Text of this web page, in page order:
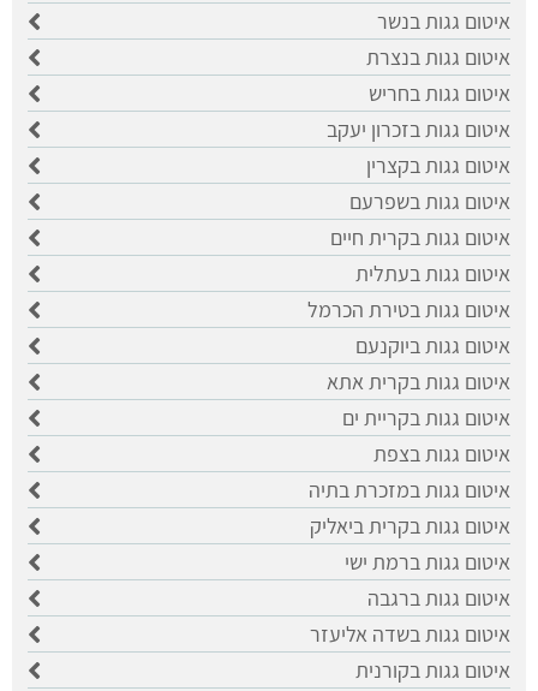
איטום גגות בנשר
איטום גגות בנצרת
איטום גגות בחריש
איטום גגות בזכרון יעקב
איטום גגות בקצרין
איטום גגות בשפרעם
איטום גגות בקרית חיים
איטום גגות בעתלית
איטום גגות בטירת הכרמל
איטום גגות ביוקנעם
איטום גגות בקרית אתא
איטום גגות בקריית ים
איטום גגות בצפת
איטום גגות במזכרת בתיה
איטום גגות בקרית ביאליק
איטום גגות ברמת ישי
איטום גגות ברגבה
איטום גגות בשדה אליעזר
איטום גגות בקורנית